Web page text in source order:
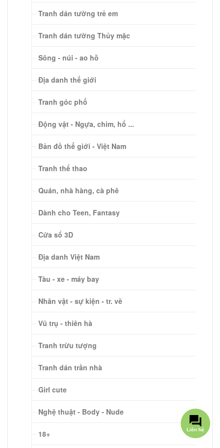
Tranh dán tường trẻ em
Tranh dán tường Thủy mặc
Sông - núi - ao hồ
Địa danh thế giới
Tranh góc phố
Động vật - Ngựa, chim, hổ ...
Bản đồ thế giới - Việt Nam
Tranh thể thao
Quán, nhà hàng, cà phê
Dành cho Teen, Fantasy
Cửa sổ 3D
Địa danh Việt Nam
Tàu - xe - máy bay
Nhân vật - sự kiện - tr. vẽ
Vũ trụ - thiên hà
Tranh trừu tượng
Tranh dán trần nhà
Girl cute
Nghệ thuật - Body - Nude
18+